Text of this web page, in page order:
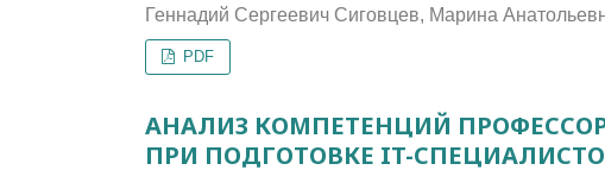
Геннадий Сергеевич Сиговцев, Марина
PDF
АНАЛИЗ КОМПЕТЕНЦИЙ
ПРИ ПОДГОТОВКЕ IT-